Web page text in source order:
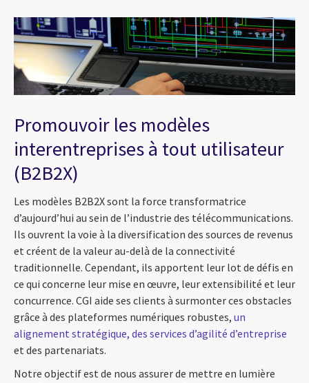
Promouvoir les modèles
interentreprises à tout utilisateur
(B2B2X)
Les modèles B2B2X sont la force transformatrice
d’aujourd’hui au sein de l’industrie des télécommunications.
Ils ouvrent la voie à la diversification des sources de revenus
et créent de la valeur au-delà de la connectivité
traditionnelle. Cependant, ils apportent leur lot de défis en
ce qui concerne leur mise en œuvre, leur extensibilité et leur
concurrence. CGI aide ses clients à surmonter ces obstacles
grâce à des plateformes numériques robustes, un
alignement stratégique, des services d’agilité d’entreprise
et des partenariats.
Notre objectif est de nous assurer de mettre en lumière